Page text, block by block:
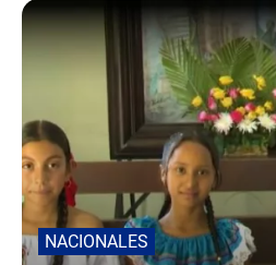
NACIONALES